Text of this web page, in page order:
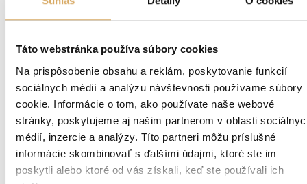
Táto webstránka používa súbory cookies
Na prispôsobenie obsahu a reklám, poskytovanie funkcií
sociálnych médií a analýzu návštevnosti používame súbory
cookie. Informácie o tom, ako používate naše webové
stránky, poskytujeme aj našim partnerom v oblasti
médií, inzercie a analýzy. Títo partneri môžu príslušné
informácie skombinovať s ďalšími údajmi, ktoré ste im
poskytli alebo ktoré od vás získali, keď ste používali ich
Zaujímavosti a novinky z trhu práce